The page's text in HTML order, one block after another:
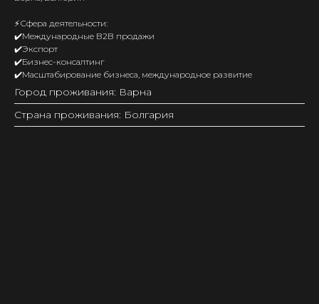
⚡️Сфера деятельности:
✔️Международные B2B продажи
✔️Экспорт
✔️Бизнес-консалтинг
✔️Масштабирование бизнеса, международное развитие
Город проживания: Варна
Страна проживания: Болгария